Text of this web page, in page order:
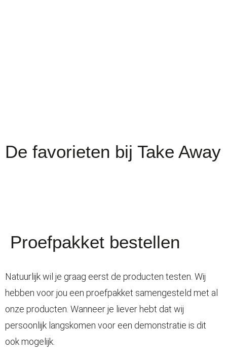
De favorieten bij Take Away
Proefpakket bestellen
Natuurlijk wil je graag eerst de producten testen. Wij
hebben voor jou een proefpakket samengesteld met al
onze producten. Wanneer je liever hebt dat wij
persoonlijk langskomen voor een demonstratie is dit
ook mogelijk.